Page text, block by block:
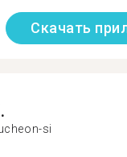
Скачать
si